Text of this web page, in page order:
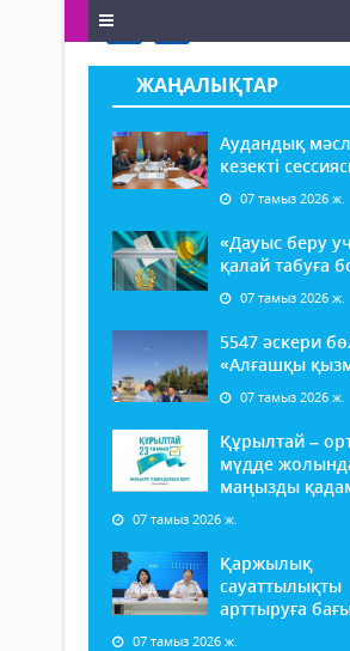
ЖАҢАЛЫҚТАР
Аудандық
кезекті
07 тамыз 2026 ж.
«Дауыс беру
қалай табуға
07 тамыз 2026 ж.
5547 әскери
«Алғашқы
07 тамыз 2026 ж.
Құрылтай –
мүдде
маңызды
07 тамыз 2026 ж.
Қаржылық
сауаттылықты
арттыруға
07 тамыз 2026 ж.